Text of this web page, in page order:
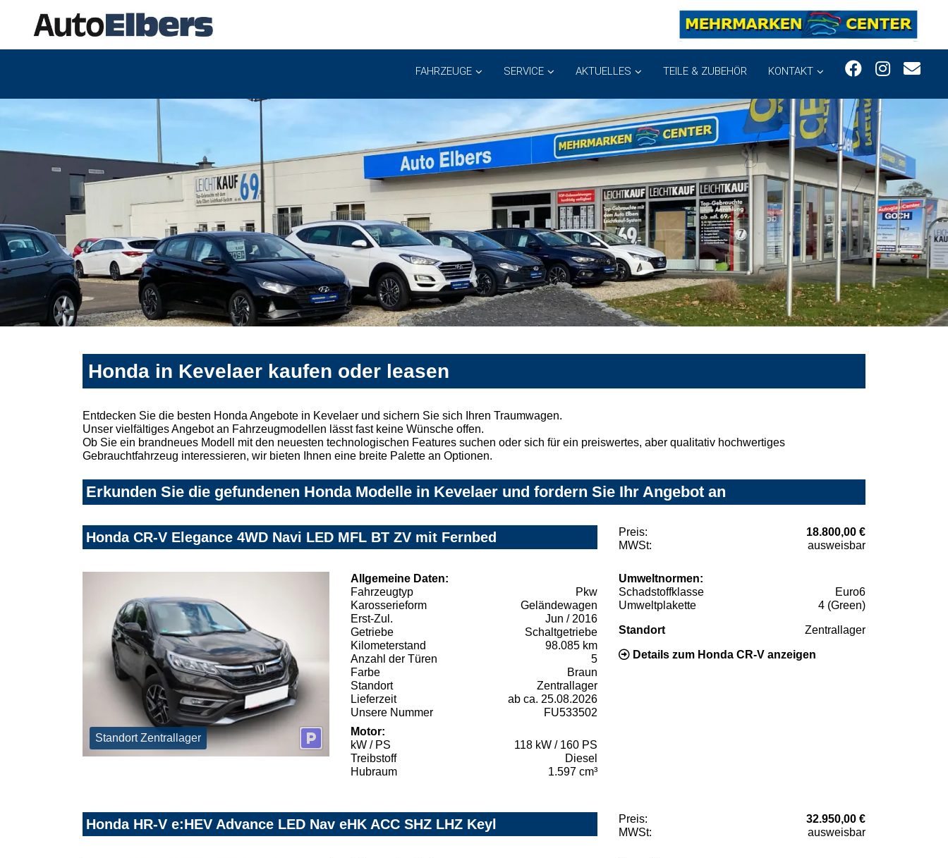
FAHRZEUGE SERVICE AKTUELLES TEILE & ZUBEHÖR KONTAKT
Honda in Kevelaer kaufen oder leasen
Entdecken Sie die besten Honda Angebote in Kevelaer und sichern Sie sich Ihren Traumwagen.
Unser vielfältiges Angebot an Fahrzeugmodellen lässt fast keine Wünsche offen.
Ob Sie ein brandneues Modell mit den neuesten technologischen Features suchen oder sich für ein preiswertes, aber qualitativ hochwertiges
Gebrauchtfahrzeug interessieren, wir bieten Ihnen eine breite Palette an Optionen.
Erkunden Sie die gefundenen Honda Modelle in Kevelaer und fordern Sie Ihr Angebot an
Honda CR-V Elegance 4WD Navi LED MFL BT ZV mit Fernbed Preis:
18.800,00 €
MWSt:
ausweisbar
Standort Zentrallager
Allgemeine Daten:
Fahrzeugtyp
Pkw
Karosserieform
Geländewagen
Erst-Zul.
Jun / 2016
Getriebe
Schaltgetriebe
Kilometerstand
98.085 km
Anzahl der Türen
5
Farbe
Braun
Standort
Zentrallager
Lieferzeit
ab ca. 25.08.2026
Unsere Nummer
FU533502
Motor:
kW / PS
118 kW / 160 PS
Treibstoff
Diesel
Hubraum
1.597 cm³
Umweltnormen:
Schadstoffklasse
Euro6
Umweltplakette
4 (Green)
Standort Zentrallager
Details zum Honda CR-V anzeigen
Honda HR-V e:HEV Advance LED Nav eHK ACC SHZ LHZ Keyl Preis:
32.950,00 €
MWSt:
ausweisbar